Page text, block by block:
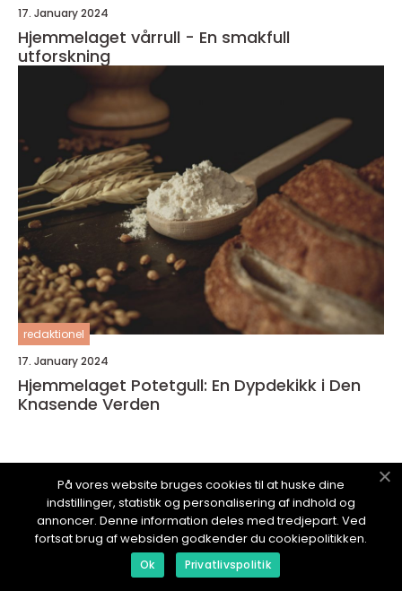
17. January 2024
Hjemmelaget vårrull - En smakfull
utforskning
redaktionel
17. January 2024
Hjemmelaget Potetgull: En Dypdekikk i Den
Knasende Verden
DINMIDDAGSMAT.no
På vores website bruges cookies til at huske dine
indstillinger, statistik og personalisering af indhold og
annoncer. Denne information deles med tredjepart. Ved
fortsat brug af websiden godkender du cookiepolitikken.
Ok Privatlivspolitik